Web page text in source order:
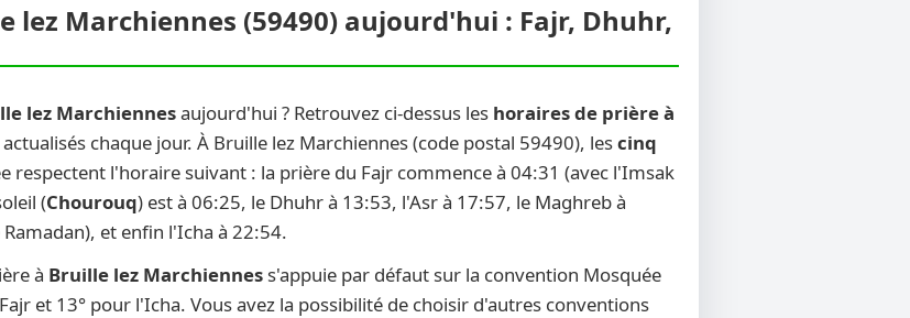
lez Marchiennes (59490) aujourd'hui : Fajr, Dhuhr,
lez Marchiennesaujourd'hui ? Retrouvez ci-dessus les horaires de prière à
chaque jour. À Bruille lez Marchiennes (code postal 59490), lescinq
respectent l'horaire suivant : la prière du Fajr commence à 04:31 (avec l'Imsak
(Chourouq) est à 06:25, le Dhuhr à 13:53, l'Asr à 17:57, le Maghreb à
et enfin l'Icha à 22:54.
à Bruille lez Marchiennes s'appuie par défaut sur la convention Mosquée
et 13° pour l'Icha. Vous avez la possibilité de choisir d'autres conventions